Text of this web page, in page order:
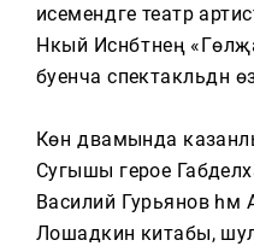
исемендәге театр
Нәкый Исәнбәтнең
буенча спектакльдән
Көн дәвамында
Сугышы герое
Василий Гурьянов
Лошадкин китабы,